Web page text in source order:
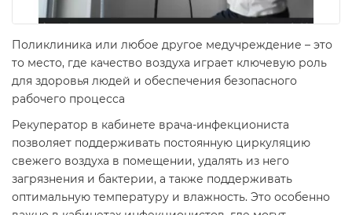
Поликлиника или любое другое медучреждение – это
то место, где качество воздуха играет ключевую роль
для здоровья людей и обеспечения безопасного
рабочего процесса
Рекуператор в кабинете врача-инфекциониста
позволяет поддерживать постоянную циркуляцию
свежего воздуха в помещении, удалять из него
загрязнения и бактерии, а также поддерживать
оптимальную температуру и влажность. Это особенно